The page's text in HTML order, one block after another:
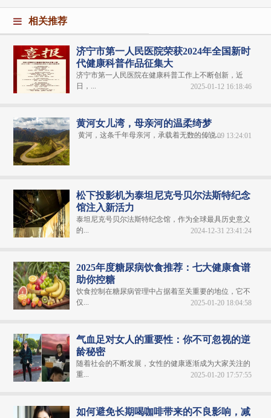
相关推荐
济宁市第一人民医院荣获2024年全国新时
代健康科普作品征集大
济宁市第一人民医院在健康科普工作上不断创新，近
日，...
2025-01-12 16:18:46
黄河女儿湾，母亲河的温柔绮梦
黄河，这条千年母亲河，承载着无数的传说...
2025-02-09 13:24:01
松下投影机为泰坦尼克号贝尔法斯特纪念
馆注入新活力
泰坦尼克号贝尔法斯特纪念馆，作为全球最具历史意义
的...
2024-12-31 23:41:24
2025年度糖尿病饮食推荐：七大健康食谱
助你控糖
饮食控制在糖尿病管理中占据着至关重要的地位，它不
仅...
2025-01-20 18:04:58
气血足对女人的重要性：你不可忽视的逆
龄秘密
随着社会的不断发展，女性的健康逐渐成为大家关注的
重...
2025-01-20 17:57:55
如何避免长期喝咖啡带来的不良影响，减